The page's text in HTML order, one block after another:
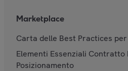
Marketplace
Carta delle Best Practices
Elementi Essenziali Contratto
Posizionamento